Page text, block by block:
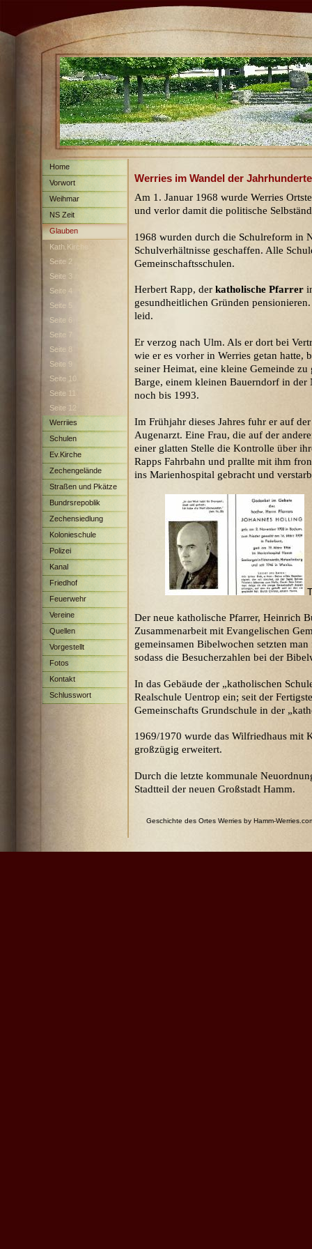
Home
Vorwort
Weihmar
NS Zeit
Glauben
Kath.Kirche
Seite 2
Seite 3
Seite 4
Seite 5
Seite 6
Seite 7
Seite 8
Seite 9
Seite 10
Seite 11
Seite 12
Werriies
Schulen
Ev.Kirche
Zechengelände
Straßen und Pkätze
Bundrsrepoblik
Zechensiedlung
Maximilian
Kolonieschule
Polizei
Kanal
Friedhof
Feuerwehr
Vereine
Quellen
Vorgestellt
Fotos
Kontakt
Schlusswort
Werries im Wandel der
Am 1. Januar 1968 wurde Werries
und verlor damit die politische
1968 wurden durch die Schulreform in
Schulverhältnisse geschaffen. Alle
Gemeinschaftsschulen.
Herbert Rapp, der katholische Pfarrer
gesundheitlichen Gründen
leid.
Er verzog nach Ulm. Als er dort bei
wie er es vorher in Werries getan hatte,
seiner Heimat, eine kleine Gemeinde
Barge, einem kleinen Bauerndorf in der
noch bis 1993.
Im Frühjahr dieses Jahres fuhr er auf
Augenarzt. Eine Frau, die auf der
einer glatten Stelle die Kontrolle über
Rapps Fahrbahn und prallte mit ihm
ins Marienhospital gebracht und
Der neue katholische Pfarrer, Heinrich
Zusammenarbeit mit Evangelischen
gemeinsamen Bibelwochen setzten man
sodass die Besucherzahlen bei der
In das Gebäude der „katholischen
Realschule Uentrop ein; seit der
Gemeinschafts Grundschule in der
1969/1970 wurde das Wilfriedhaus mit
großzügig erweitert.
Durch die letzte kommunale
Stadtteil der neuen Großstadt Hamm.
Geschichte des Ortes Werries by Hamm-